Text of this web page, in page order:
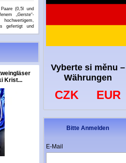
Vyberte si měnu –
Währungen
CZK EUR
Bitte Anmelden
E-Mail
(0,5l und
„Gerste“-
gefertigt und
Krist...
Whiskyglas / Whiskygläser
geschliffen Dekor Rose...